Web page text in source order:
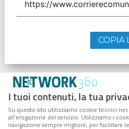
I tuoi contenuti, la tua
Su questo sito utilizziamo cookie tecnici
all’erogazione del servizio. Utilizziamo i
navigazione sempre migliore, per facilitare
COPIA